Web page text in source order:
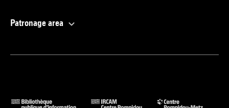
Patronage area